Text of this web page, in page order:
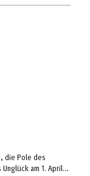
die Pole des
am 1. April